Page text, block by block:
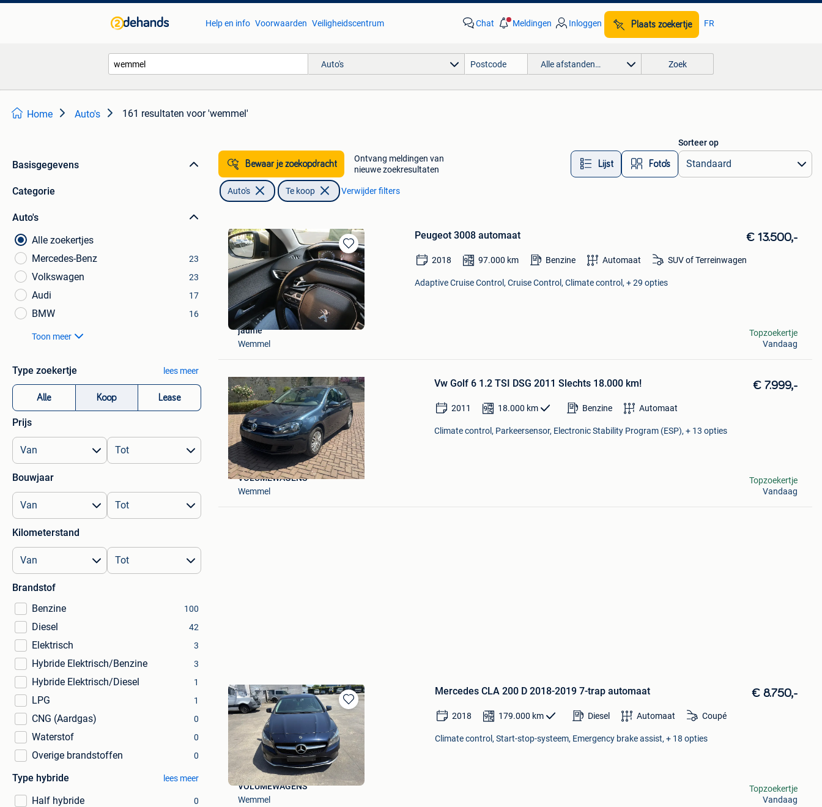
Help en info Voorwaarden Veiligheidscentrum Chat Meldingen Inloggen Plaats zoekertje FR
Auto's Alle afstanden… Zoek
Home Auto's 161 resultaten voor 'wemmel'
Basisgegevens
Categorie
Auto's
Alle zoekertjes
Mercedes-Benz
23
Volkswagen 23
Audi 17
BMW 16
Toon meer
Type zoekertje lees meer
Alle Koop Lease
Prijs
Bouwjaar
Kilometerstand
Brandstof
Benzine
100
Diesel 42
Elektrisch 3
Hybride Elektrisch/Benzine 3
Hybride Elektrisch/Diesel 1
LPG 1
CNG (Aardgas) 0
Waterstof 0
Overige brandstoffen 0
Type hybride lees meer
Half hybride 0
Bewaar je zoekopdracht
Ontvang meldingen van
nieuwe zoekresultaten
Lijst Foto’s
Sorteer op
Auto's Te koop Verwijder filters
Bewaren
in
Mijn
Favorieten
Peugeot 3008 automaat € 13.500,-
2018 97.000 km Benzine Automaat SUV of Terreinwagen
Adaptive Cruise Control, Cruise Control, Climate control, + 29 opties
jaume
Wemmel
Topzoekertje
Vandaag
Mijn
Favorieten
Vw Golf 6 1.2 TSI DSG 2011 Slechts 18.000 km! € 7.999,-
2011 18.000 km Benzine Automaat
Climate control, Parkeersensor, Electronic Stability Program (ESP), + 13 opties
VOLUMEWAGENS
Wemmel
Topzoekertje
Vandaag
Bewaren
in
Mijn
Favorieten
Mercedes CLA 200 D 2018-2019 7-trap automaat € 8.750,-
2018 179.000 km Diesel Automaat Coupé
Climate control, Start-stop-systeem, Emergency brake assist, + 18 opties
VOLUMEWAGENS
Wemmel
Topzoekertje
Vandaag